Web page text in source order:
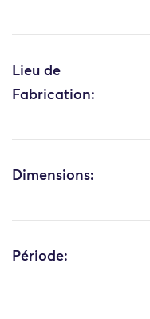
Lieu de
Fabrication:
Dimensions:
Période: